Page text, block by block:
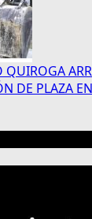
QUIROGA
DE PLAZA